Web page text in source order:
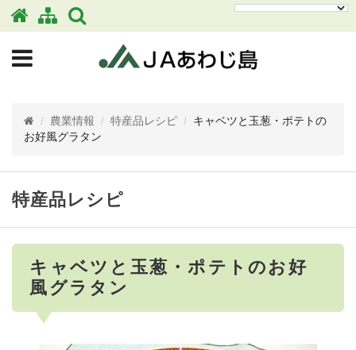
/ 農業情報 / 特産品レシピ / キャベツと玉葱・ポテトの
お好風グラタン
特産品レシピ
キャベツと玉葱・ポテトのお好
風グラタン